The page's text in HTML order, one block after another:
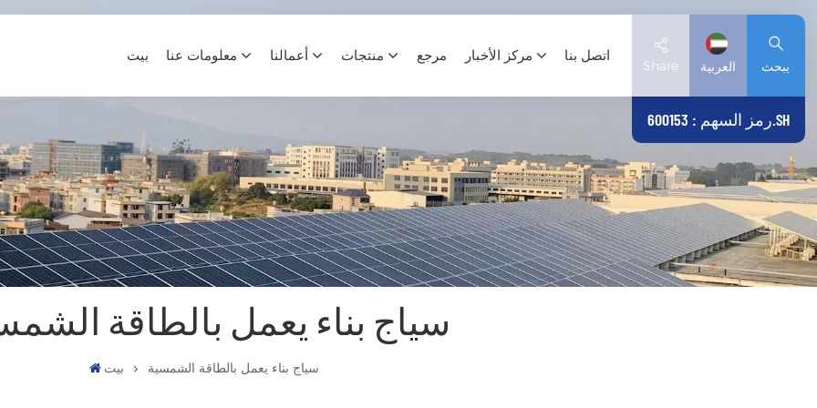
بيت معلومات عنا أعمالنا منتجات مرجع مركز الأخبار اتصل بنا
Share العربية
English
Deutsch
español
日本語
يبحث
رمز السهم : 600153.SH
سياج بناء يعمل بالطاقة
بيت سياج بناء يعمل بالطاقة الشمسية